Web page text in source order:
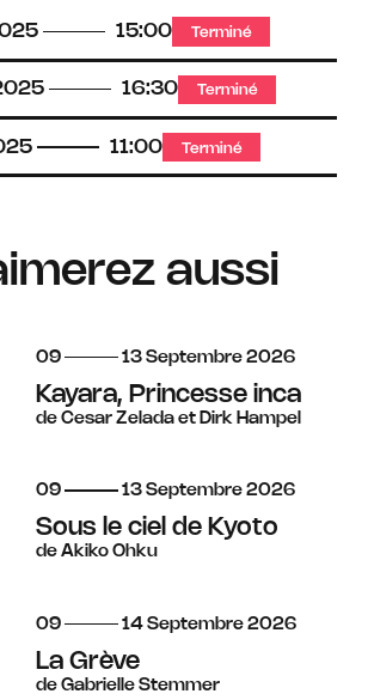
15:00 Terminé
16:30 Terminé
11:00 Terminé
aussi
du
09 au
13 septembre
Septembre 2026
Kayara, Princesse inca
de Cesar Zelada et Dirk Hampel
du
09 au
13 septembre
Septembre 2026
Sous le ciel de Kyoto
de Akiko Ohku
du
09 au
14 septembre
Septembre 2026
La Grève
de Gabrielle Stemmer